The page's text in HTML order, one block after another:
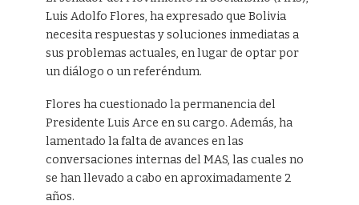
Luis Adolfo Flores, ha expresado que Bolivia
necesita respuestas y soluciones inmediatas a
sus problemas actuales, en lugar de optar por
un diálogo o un referéndum.
Flores ha cuestionado la permanencia del
Presidente Luis Arce en su cargo. Además, ha
lamentado la falta de avances en las
conversaciones internas del MAS, las cuales no
se han llevado a cabo en aproximadamente 2
años.